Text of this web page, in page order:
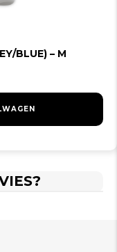
BLUE) – M